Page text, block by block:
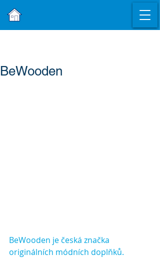
BeWooden
BeWooden je česká značka
originálních módních doplňků.